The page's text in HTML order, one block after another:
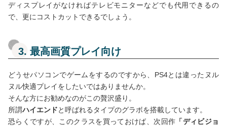
ディスプレイがなければテレビモニターなどでも代用できるの
で、更にコストカットできるでしょう。
3. 最高画質プレイ向け
どうせパソコンでゲームをするのですから、PS4とは違ったヌル
ヌル快適プレイをしたいではありませんか。
そんな方にお勧めなのがこの贅沢盛り。
所謂ハイエンドと呼ばれるタイプのグラボを搭載しています。
恐らくですが、このクラスを買っておけば、次回作 「ディビジョ